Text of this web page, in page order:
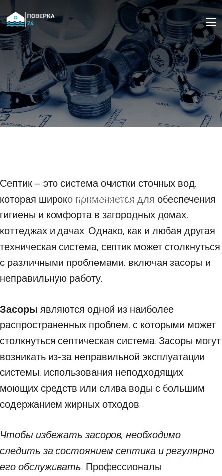
30 ДЕКАБРЯ 2024
Септик – это система очистки сточных вод,
которая широко применяется для обеспечения
гигиены и комфорта в загородных домах,
коттеджах и дачах. Однако, как и любая другая
техническая система, септик может столкнуться
с различными проблемами, включая засоры и
неправильную работу.
Засоры являются одной из наиболее
распространенных проблем, с которыми может
столкнуться септическая система. Засоры могут
возникать из-за неправильной эксплуатации
системы, использования неподходящих
моющих средств или слива воды с большим
содержанием жирных отходов.
Чтобы избежать засоров, необходимо
следить за состоянием септика и регулярно
его обслуживать. Профессионалы